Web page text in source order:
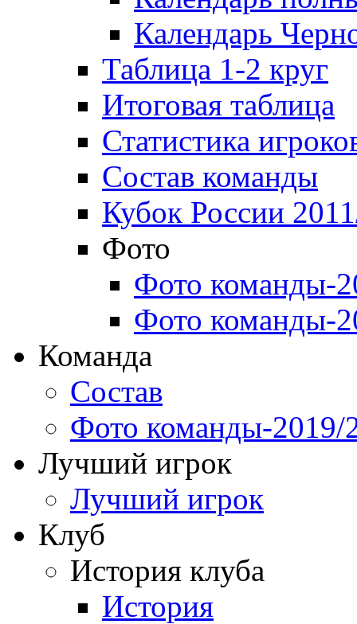
Календарь
Таблица 1-2 круг
Итоговая таблица
Статистика
Состав команды
Кубок России
Фото
Фото команды-
Фото команды-
Команда
Состав
Фото команды-2019/
Лучший игрок
Лучший игрок
Клуб
История клуба
История